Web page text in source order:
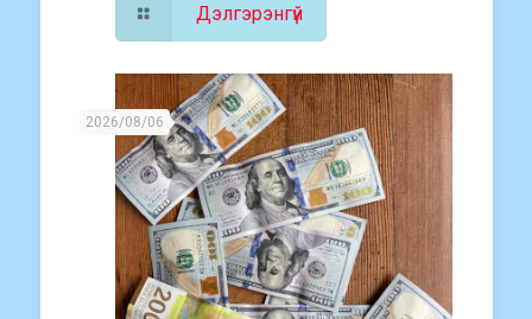
Дэлгэрэнгүй
2026/08/06